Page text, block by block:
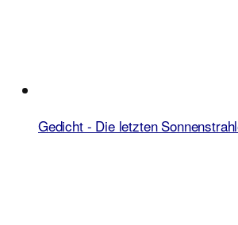
Gedicht - Die letzten